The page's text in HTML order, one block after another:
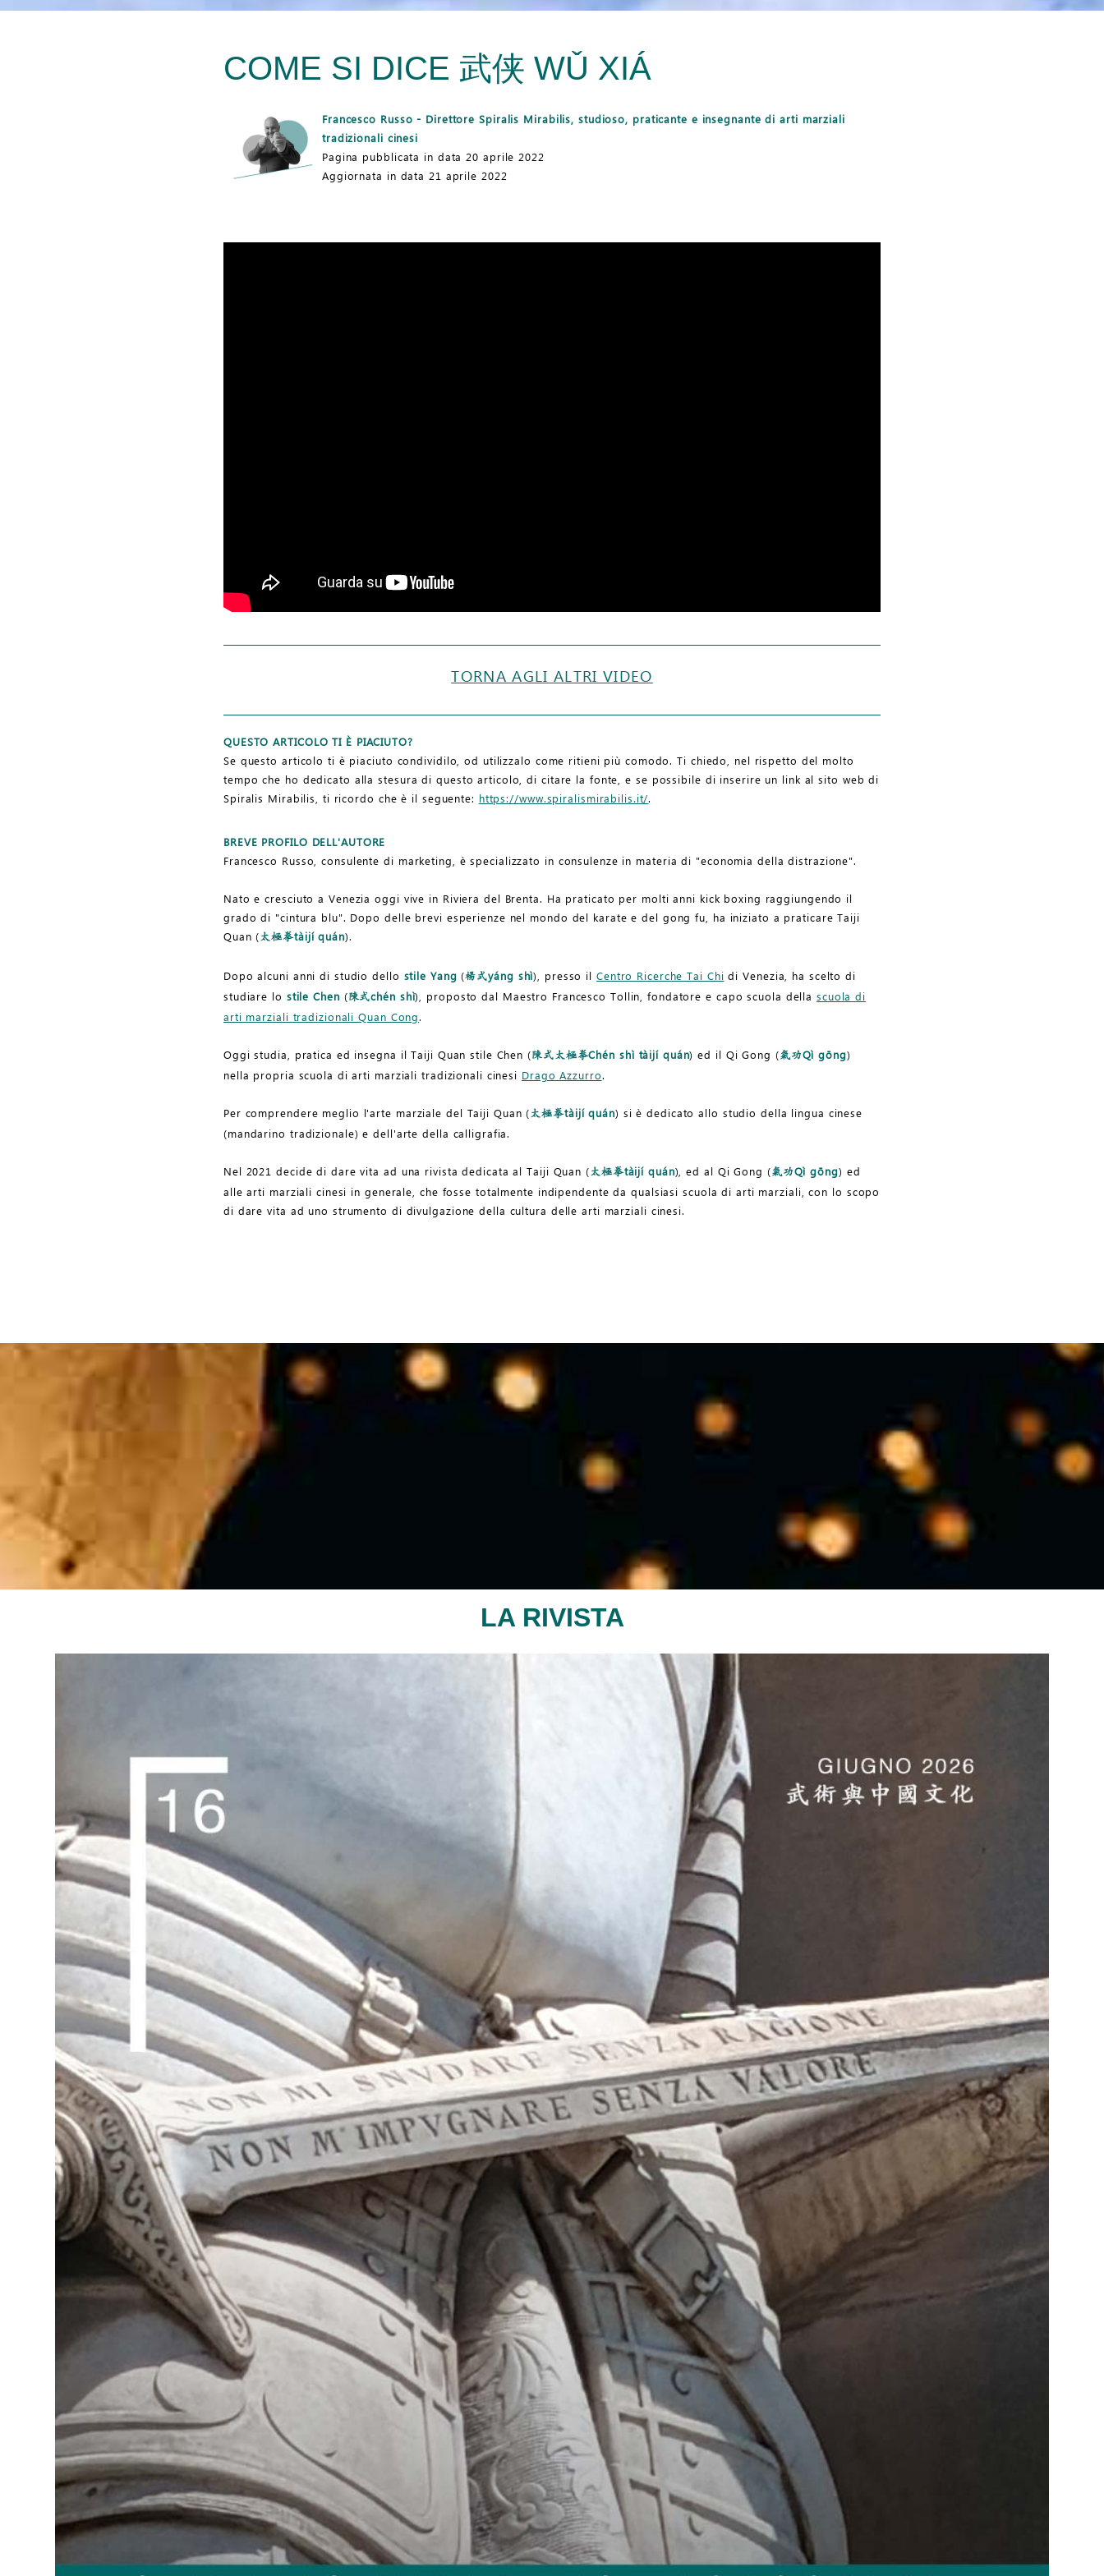
COME SI DICE 武侠 WǓ XIÁ
Francesco Russo - Direttore Spiralis Mirabilis, studioso, praticante e insegnante di arti marziali
tradizionali cinesi
Pagina pubblicata in data 20 aprile 2022
Aggiornata in data 21 aprile 2022
TORNA AGLI ALTRI VIDEO
QUESTO ARTICOLO TI È PIACIUTO?
Se questo articolo ti è piaciuto condividilo, od utilizzalo come ritieni più comodo. Ti chiedo, nel rispetto del molto
tempo che ho dedicato alla stesura di questo articolo, di citare la fonte, e se possibile di inserire un link al sito web di
Spiralis Mirabilis, ti ricordo che è il seguente: https://www.spiralismirabilis.it/.
BREVE PROFILO DELL'AUTORE
Francesco Russo, consulente di marketing, è specializzato in consulenze in materia di "economia della distrazione".
Nato e cresciuto a Venezia oggi vive in Riviera del Brenta. Ha praticato per molti anni kick boxing raggiungendo il
grado di "cintura blu". Dopo delle brevi esperienze nel mondo del karate e del gong fu, ha iniziato a praticare Taiji
Quan ( 太極拳tàijí quán).
Dopo alcuni anni di studio dello stile Yang (楊式yáng shì), presso il Centro Ricerche Tai Chi di Venezia, ha scelto di
studiare lo stile Chen (陳式chén shì), proposto dal Maestro Francesco Tollin, fondatore e capo scuola della scuola di
arti marziali tradizionali Quan Cong.
Oggi studia, pratica ed insegna il Taiji Quan stile Chen (陳式太極拳Chén shì tàijí quán) ed il Qi Gong (氣功Qì gōng)
nella propria scuola di arti marziali tradizionali cinesi Drago Azzurro.
Per comprendere meglio l'arte marziale del Taiji Quan ( 太極拳tàijí quán) si è dedicato allo studio della lingua cinese
(mandarino tradizionale) e dell'arte della calligrafia.
Nel 2021 decide di dare vita ad una rivista dedicata al Taiji Quan ( 太極拳tàijí quán), ed al Qi Gong (氣功Qì gōng) ed
alle arti marziali cinesi in generale, che fosse totalmente indipendente da qualsiasi scuola di arti marziali, con lo scopo
di dare vita ad uno strumento di divulgazione della cultura delle arti marziali cinesi.
LA RIVISTA